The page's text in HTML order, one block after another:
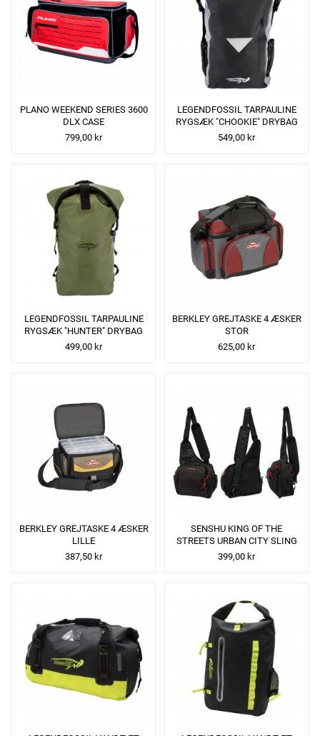
PLANO WEEKEND SERIES 3600
DLX CASE
799,00 kr
LEGENDFOSSIL TARPAULINE
RYGSÆK "CHOOKIE" DRYBAG
549,00 kr
LEGENDFOSSIL TARPAULINE
RYGSÆK "HUNTER" DRYBAG
499,00 kr
BERKLEY GREJTASKE 4 ÆSKER
STOR
625,00 kr
BERKLEY GREJTASKE 4 ÆSKER
LILLE
387,50 kr
SENSHU KING OF THE
STREETS URBAN CITY SLING
BAG SKULDERTASKE
399,00 kr